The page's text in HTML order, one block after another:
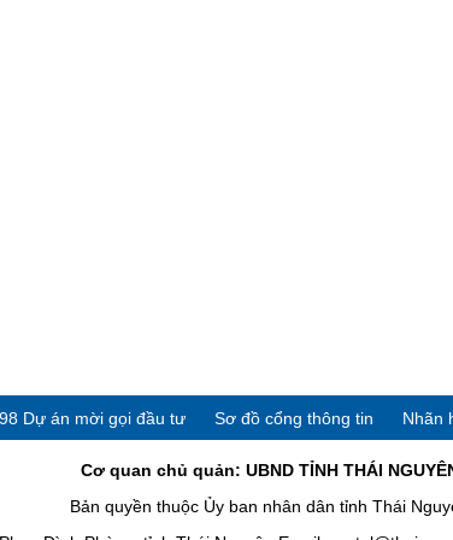
Dự án mời gọi đầu tư Sơ đồ cổng thông tin Nhãn
Cơ quan chủ quản: UBND TỈNH THÁI
Bản quyền thuộc Ủy ban nhân dân tỉnh Thái